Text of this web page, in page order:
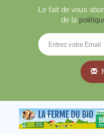
Le fait de vous
de la